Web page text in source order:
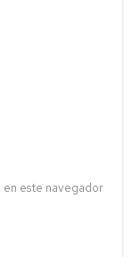
este navegador